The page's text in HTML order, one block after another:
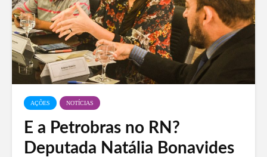
AÇÕES NOTÍCIAS
E a Petrobras no RN?
Deputada Natália Bonavides